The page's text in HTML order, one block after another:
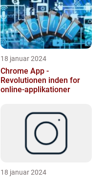
18 januar 2024
Chrome App -
Revolutionen inden for
online-applikationer
18 januar 2024